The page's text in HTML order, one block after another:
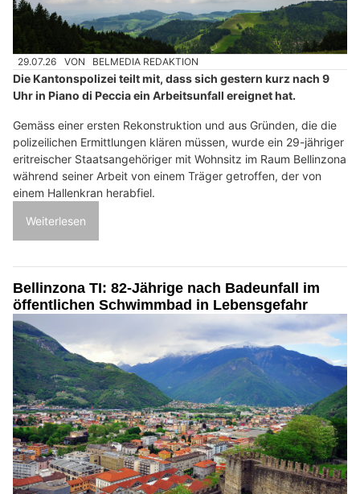
29.07.26 VON BELMEDIA REDAKTION
Die Kantonspolizei teilt mit, dass sich gestern kurz nach 9
Uhr in Piano di Peccia ein Arbeitsunfall ereignet hat.
Gemäss einer ersten Rekonstruktion und aus Gründen, die die
polizeilichen Ermittlungen klären müssen, wurde ein 29-jähriger
eritreischer Staatsangehöriger mit Wohnsitz im Raum Bellinzona
während seiner Arbeit von einem Träger getroffen, der von
einem Hallenkran herabfiel.
Weiterlesen
Bellinzona TI: 82-Jährige nach Badeunfall im
öffentlichen Schwimmbad in Lebensgefahr